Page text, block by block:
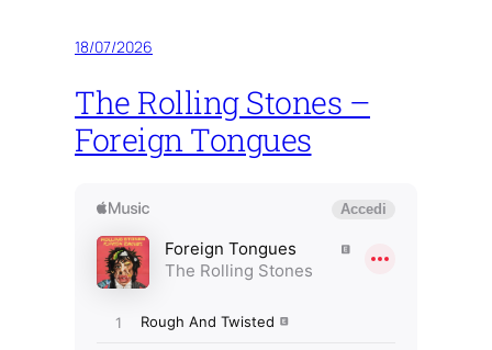
18/07/2026
The Rolling Stones –
Foreign Tongues